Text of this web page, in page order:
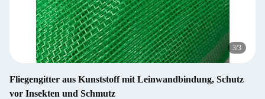
3/3
Fliegengitter aus Kunststoff mit Leinwandbindung, Schutz
vor Insekten und Schmutz